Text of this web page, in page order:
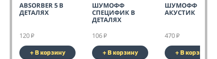
ABSORBER 5 В
ДЕТАЛЯХ
120 ₽
+ В корзину
ШУМОФФ
СПЕЦИФИК В
ДЕТАЛЯХ
106 ₽
+ В корзину
ШУМОФФ
АКУСТИК
470 ₽
+ В корзину